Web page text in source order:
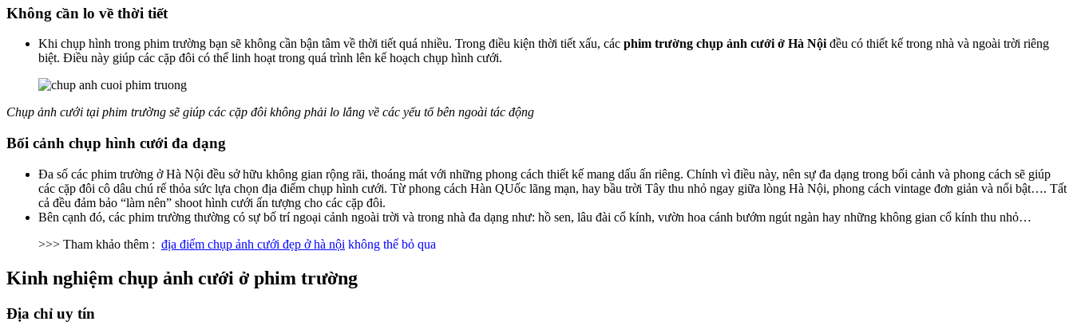
Không cần lo về thời tiết
Khi chụp hình trong phim trường bạn sẽ không cần bận tâm về thời tiết quá nhiều. Trong điều kiện thời tiết xấu, các phim trường chụp ảnh cưới ở Hà Nội đều có thiết kế trong nhà và ngoài trời riêng
biệt. Điều này giúp các cặp đôi có thể linh hoạt trong quá trình lên kế hoạch chụp hình cưới.
Chụp ảnh cưới tại phim trường sẽ giúp các cặp đôi không phải lo lắng về các yếu tố bên ngoài tác động
Bối cảnh chụp hình cưới đa dạng
Đa số các phim trường ở Hà Nội đều sở hữu không gian rộng rãi, thoáng mát với những phong cách thiết kế mang dấu ấn riêng. Chính vì điều này, nên sự đa dạng trong bối cảnh và phong cách sẽ giúp
các cặp đôi cô dâu chú rể thỏa sức lựa chọn địa điểm chụp hình cưới. Từ phong cách Hàn QUốc lãng mạn, hay bầu trời Tây thu nhỏ ngay giữa lòng Hà Nội, phong cách vintage đơn giản và nổi bật…. Tất
cả đều đảm bảo “làm nên” shoot hình cưới ấn tượng cho các cặp đôi.
Bên cạnh đó, các phim trường thường có sự bố trí ngoại cảnh ngoài trời và trong nhà đa dạng như: hồ sen, lâu đài cổ kính, vườn hoa cánh bướm ngút ngàn hay những không gian cổ kính thu nhỏ…
>>> Tham khảo thêm : địa điểm chụp ảnh cưới đẹp ở hà nội không thể bỏ qua
Kinh nghiệm chụp ảnh cưới ở phim trường
Địa chỉ uy tín